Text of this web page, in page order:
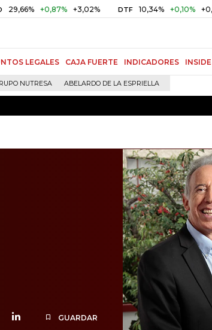
+0,87% +3,02% DTF 10,34% +0,10% +0,98%
LEGALES CAJA FUERTE INDICADORES INSIDE
NUTRESA ABELARDO DE LA ESPRIELLA
GUARDAR